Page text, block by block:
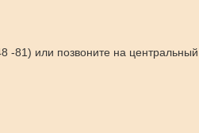
81) или позвоните на